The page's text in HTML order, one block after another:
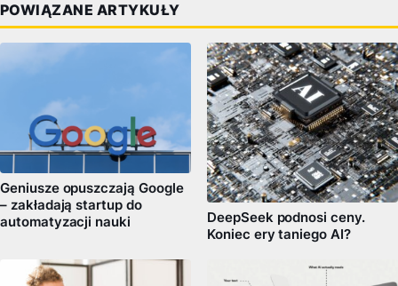
POWIĄZANE ARTYKUŁY
Geniusze opuszczają Google
– zakładają startup do
automatyzacji nauki
DeepSeek podnosi ceny.
Koniec ery taniego AI?